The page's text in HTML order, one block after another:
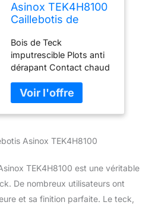
Asinox TEK4H8100
Caillebotis de
Teck, Enroulable,
86 x 66 x 2,5 cm
Bois de Teck
imputrescible Plots anti
dérapant Contact chaud
66x86cm Peut s'utiliser
en extérieur
Asinox TEK4H8100
TEK4H8100 est une véritable
De nombreux utilisateurs ont
et sa finition parfaite. Le teck,